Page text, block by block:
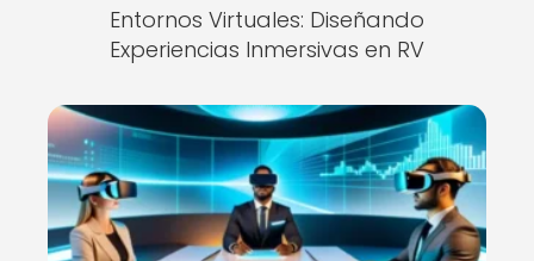
Entornos Virtuales: Diseñando
Experiencias Inmersivas en RV